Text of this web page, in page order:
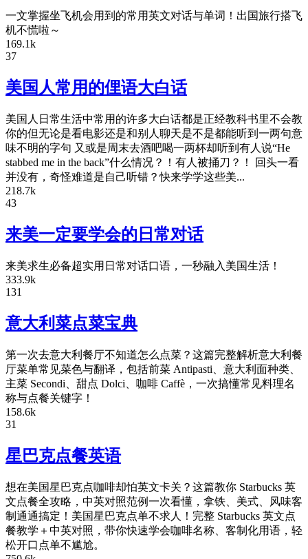
一文掌握坐飞机会用到的常用英文对话与单词！出国旅行搭飞
机不慌啦～
169.1k
37
美国人常用的俚语大白话
美国人日常生活中常用的许多大白话都是正经教科书里不会教
你的但无论是看电影还是和别人聊天是不是都能听到一两句意
味不明的字句 又或是周末去酒吧喝一两杯却听到有人说“He
stabbed me in the back”什么情况？！有人被捅刀？！ 回头一看
并没有，奇怪难道是自己听错？快来学学这些美...
218.7k
43
来美一定要学会的日常对话
来美求生必备超实用日常对话口语，一秒融入美国生活！
333.9k
131
意大利菜点菜宝典
第一次去意大利餐厅不知道怎么点菜？这篇完整解析意大利餐
厅菜单常见菜色与翻译，包括前菜 Antipasti、意大利面种类、
主菜 Secondi、甜点 Dolci、咖啡 Caffè，一次搞懂常见料理名
称与点餐关键字！
158.6k
31
星巴克点餐英语
想在美国星巴克点咖啡却怕英文卡关？这篇教你 Starbucks 英
文点餐全攻略，中英对照范例一次看懂，拿铁、美式、风味客
制通通搞定！美国星巴克点单不求人！完整 Starbucks 英文点
餐教学＋中英对照，带你快速学会咖啡名称、客制化用语，轻
松开口点单不尴尬。